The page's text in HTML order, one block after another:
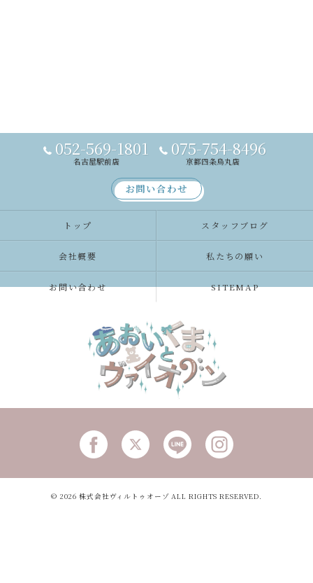
052-569-1801
名古屋駅前店
075-754-8496
京都四条烏丸店
お問い合わせ
トップ スタッフブログ
会社概要 私たちの願い
お問い合わせ SITEMAP
© 2026 株式会社ヴィルトゥオーゾ ALL RIGHTS RESERVED.